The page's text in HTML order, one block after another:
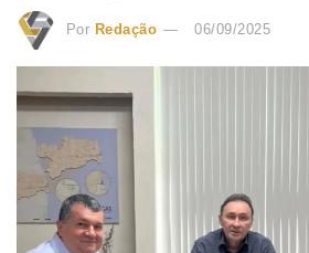
Por Redação 06/09/2025